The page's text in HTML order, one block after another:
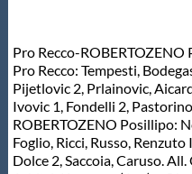
Sostenibilità
Privacy
Cookie Policy
Pro Recco-
Pro Recco: Tempesti,
Pijetlovic 2, Prlainovic,
Ivovic 1, Fondelli 2,
ROBERTOZENO Posillipo:
Foglio, Ricci, Russo,
Dolce 2, Saccoia, Caruso.